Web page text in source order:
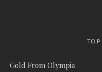
Gold From Olympia